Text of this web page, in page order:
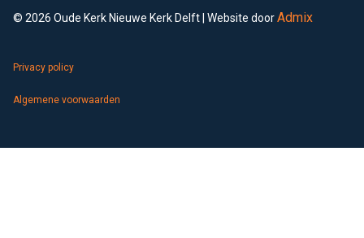
© 2026 Oude Kerk Nieuwe Kerk Delft | Website doorAdmix
Privacy policy
Algemene voorwaarden